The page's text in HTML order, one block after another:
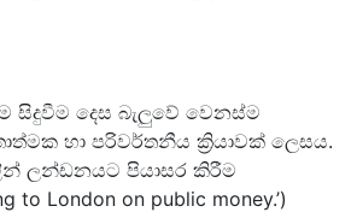
සිදුවීම දෙස බැලුවේ වෙනස්ම
හා පරිවර්තනීය ක්‍රියාවක් ලෙසය.
ලන්ඩනයට පියාසර කිරීම
London on public money.’)